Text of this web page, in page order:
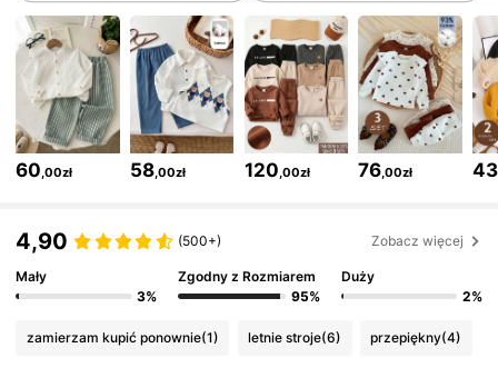
4,89 349K Obserwujący
4,89 349K Obserwujący
349K Obserwujący
60,00zł 58,00zł 120,00zł 76,00zł 43
4,90 (500+) Zobacz więcej
Mały
3%
Zgodny z Rozmiarem
95%
Duży
2%
zamierzam kupić ponownie(1) letnie stroje(6) przepiękny(4)